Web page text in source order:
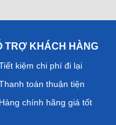
TRỢ KHÁCH HÀNG
kiệm chi phí đi lại
toán thuận tiện
Hàng chính hãng giá tốt